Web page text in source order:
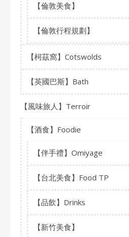
【倫敦美食】
【倫敦行程規劃】
【柯茲窩】Cotswolds
【英國巴斯】Bath
【風味旅人】Terroir
【酒食】Foodie
【伴手禮】Omiyage
【台北美食】Food TP
【品飲】Drinks
【新竹美食】